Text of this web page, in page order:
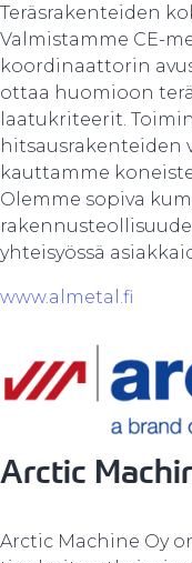
Teräsrakenteiden
Valmistamme CE-
koordinaattorin
ottaa huomioon
laatukriteerit.
hitsausrakenteiden
kauttamme
Olemme sopiva
yhteisyössä
www.almetal.fi
Arctic
Arctic Machine Oy